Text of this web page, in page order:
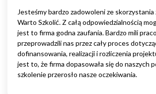
Jesteśmy bardzo zadowoleni ze skorzystania
Warto Szkolić. Z całą odpowiedzialnością
jest to firma godna zaufania. Bardzo mili
przeprowadzili nas przez cały proces
dofinansowania, realizacji i rozliczenia
jest to, że firma dopasowała się do naszych
szkolenie przerosło nasze oczekiwania.